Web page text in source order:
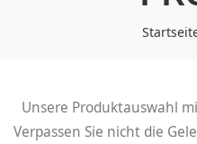
Unsere Produktauswahl
Verpassen Sie nicht die